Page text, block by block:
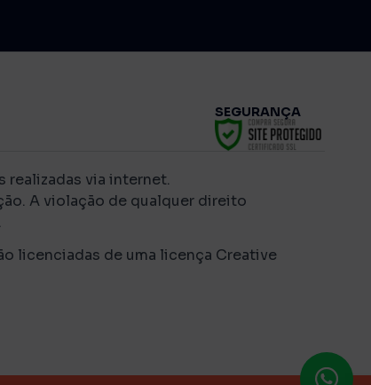
SEGURANÇA
realizadas via internet.
A violação de qualquer direito
licenciadas de uma licença Creative